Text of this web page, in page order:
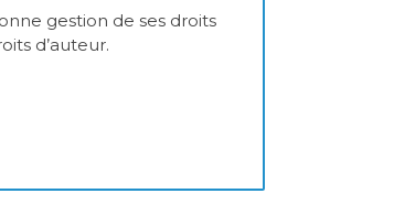
gestion de ses droits
d’auteur.